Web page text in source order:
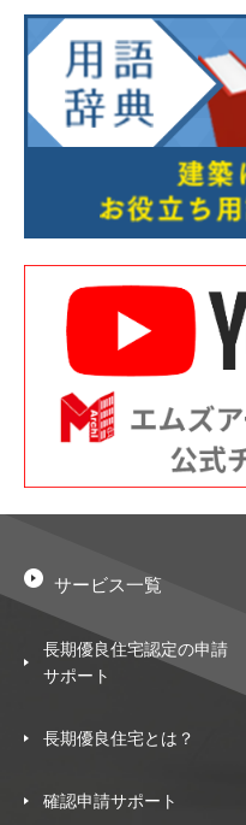
サービス一覧
長期優良住宅認定の申請
サポート
長期優良住宅とは？
確認申請サポート